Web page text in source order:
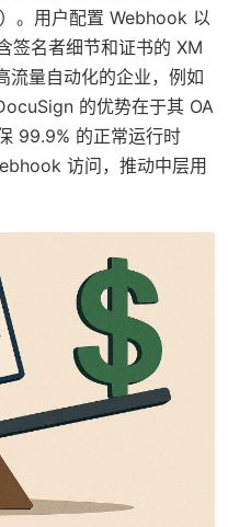
。用户配置 Webhook 以
签名者细节和证书的 XM
流量自动化的企业，例如
的优势在于其 OA
99.9% 的正常运行时
访问，推动中层用